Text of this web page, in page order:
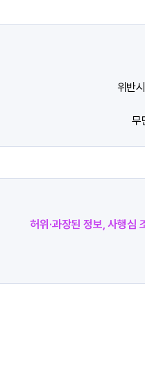
위반
무
허위·과장된 정보, 사행심